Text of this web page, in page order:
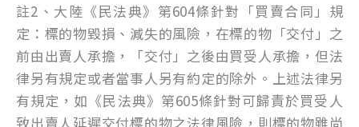
註2、大陸《民法典》第604條針對「買賣合同」規
定：標的物毀損、減失的風險，在標的物「交付」之
前由出賣人承擔，「交付」之後由買受人承擔，但法
律另有規定或者當事人另有約定的除外。上述法律另
有規定，如《民法典》第605條針對可歸責於買受人
致出賣人延遲交付標的物之法律風險，則標的物雖尚